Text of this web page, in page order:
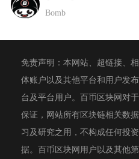
Bomb
免责声明：本网站、超链接、
体账户以及其他平台和用户发
台及平台用户。百币区块网对
保证，网站所有区块链相关数
习及研究之用，不构成任何投
据。百币区块网用户以及其他